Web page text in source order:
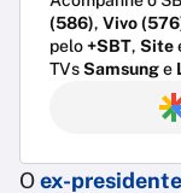
(586), Vivo
pelo+SBT, Site
TVsSamsunge
Oex-presidente